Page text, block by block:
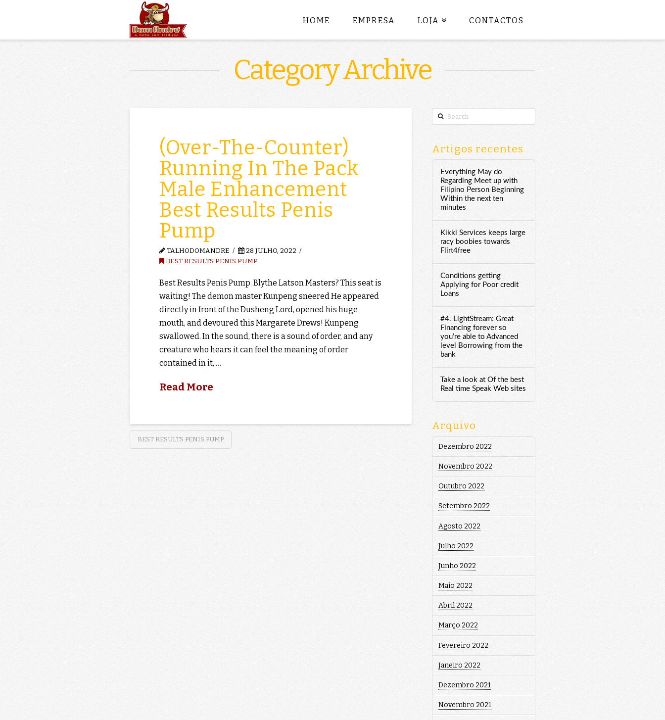
HOME EMPRESA LOJA CONTACTOS
Category Archive
(Over-The-Counter)
Running In The Pack
Male Enhancement
Best Results Penis
Pump
TALHODOMANDRE
28 JULHO, 2022
BEST RESULTS PENIS PUMP
Best Results Penis Pump. Blythe Latson Masters? This seat is
waiting! The demon master Kunpeng sneered He appeared
directly in front of the Dusheng Lord, opened his huge
mouth, and devoured this Margarete Drews! Kunpeng
swallowed. In the sound, there is a sound of order, and any
creature who hears it can feel the meaning of order
contained in it, …
Read More
BEST RESULTS PENIS PUMP
Search
Artigos recentes
Everything May do
Regarding Meet up with
Filipino Person Beginning
Within the next ten
minutes
Kikki Services keeps large
racy boobies towards
Flirt4free
Conditions getting
Applying for Poor credit
Loans
#4. LightStream: Great
Financing forever so
you’re able to Advanced
level Borrowing from the
bank
Take a look at Of the best
Real time Speak Web sites
Arquivo
Dezembro 2022
Novembro 2022
Outubro 2022
Setembro 2022
Agosto 2022
Julho 2022
Junho 2022
Maio 2022
Abril 2022
Março 2022
Fevereiro 2022
Janeiro 2022
Dezembro 2021
Novembro 2021